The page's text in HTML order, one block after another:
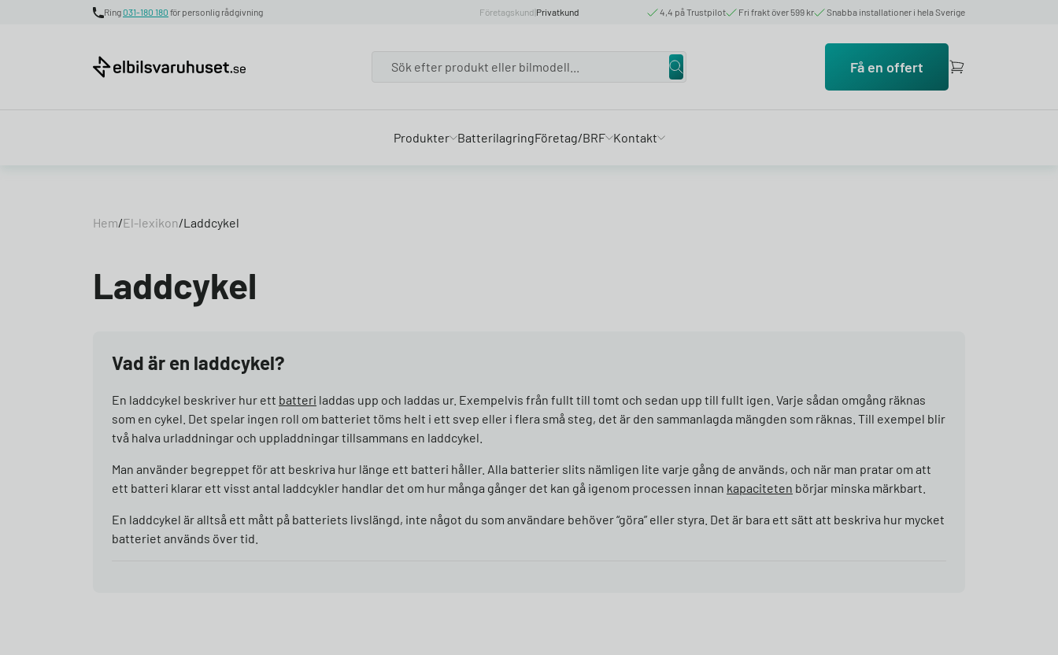
Ring031-180 180 för personlig rådgivning Företagskund|Privatkund 4,4 på Trustpilot Fri frakt över 599 kr Snabba installationer i hela Sverige
Få en offert
Produkter BatterilagringFöretag/BRF Kontakt
Hem/El-lexikon/Laddcykel
Laddcykel
Vad är en laddcykel?
En laddcykel beskriver hur ett batteri laddas upp och laddas ur. Exempelvis från fullt till tomt och sedan upp till fullt igen. Varje sådan omgång räknas
som en cykel. Det spelar ingen roll om batteriet töms helt i ett svep eller i flera små steg, det är den sammanlagda mängden som räknas. Till exempel blir
två halva urladdningar och uppladdningar tillsammans en laddcykel.
Man använder begreppet för att beskriva hur länge ett batteri håller. Alla batterier slits nämligen lite varje gång de används, och när man pratar om att
ett batteri klarar ett visst antal laddcykler handlar det om hur många gånger det kan gå igenom processen innan kapaciteten börjar minska märkbart.
En laddcykel är alltså ett mått på batteriets livslängd, inte något du som användare behöver “göra” eller styra. Det är bara ett sätt att beskriva hur mycket
batteriet används över tid.